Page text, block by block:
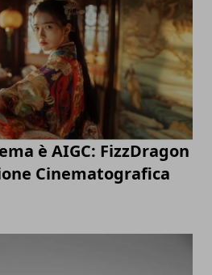
è AIGC: FizzDragon
Cinematografica